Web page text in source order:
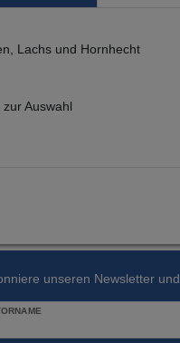
Lachs und Hornhecht
Auswahl
unseren Newsletter